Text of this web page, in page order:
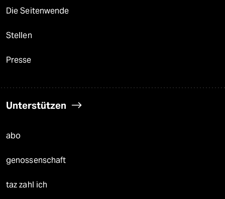
Die Seitenwende
Stellen
Presse
Unterstützen
abo
genossenschaft
taz zahl ich